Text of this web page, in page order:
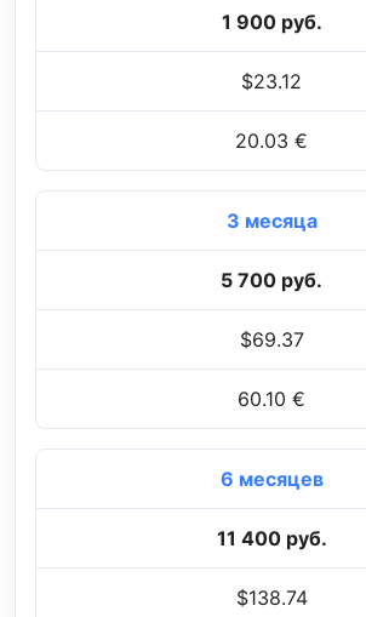
1 900 руб.
$23.12
20.03 €
3 месяца
5 700 руб.
$69.37
60.10 €
6 месяцев
11 400 руб.
$138.74